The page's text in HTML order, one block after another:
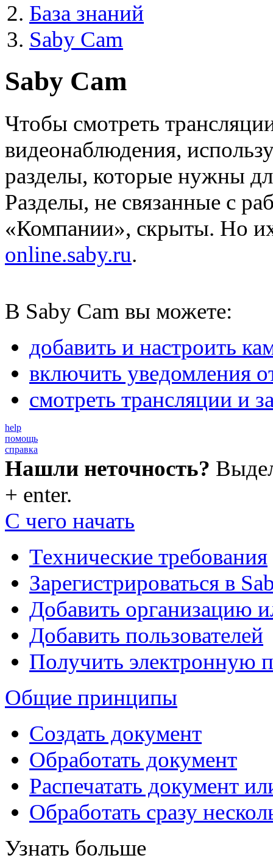
База знаний
Saby Cam
Saby Cam
Чтобы смотреть
видеонаблюдения,
разделы, которые нужны
Разделы, не связанные с
«Компании», скрыты. Но
online.saby.ru.
В Saby Cam вы можете:
добавить и настроить
включить уведомления
смотреть трансляции и
help
помощь
справка
Нашли неточность?
+ enter.
С чего начать
Технические требования
Зарегистрироваться в
Добавить организацию
Добавить пользователей
Получить электронную
Общие принципы
Создать документ
Обработать документ
Распечатать документ
Обработать сразу
Узнать больше